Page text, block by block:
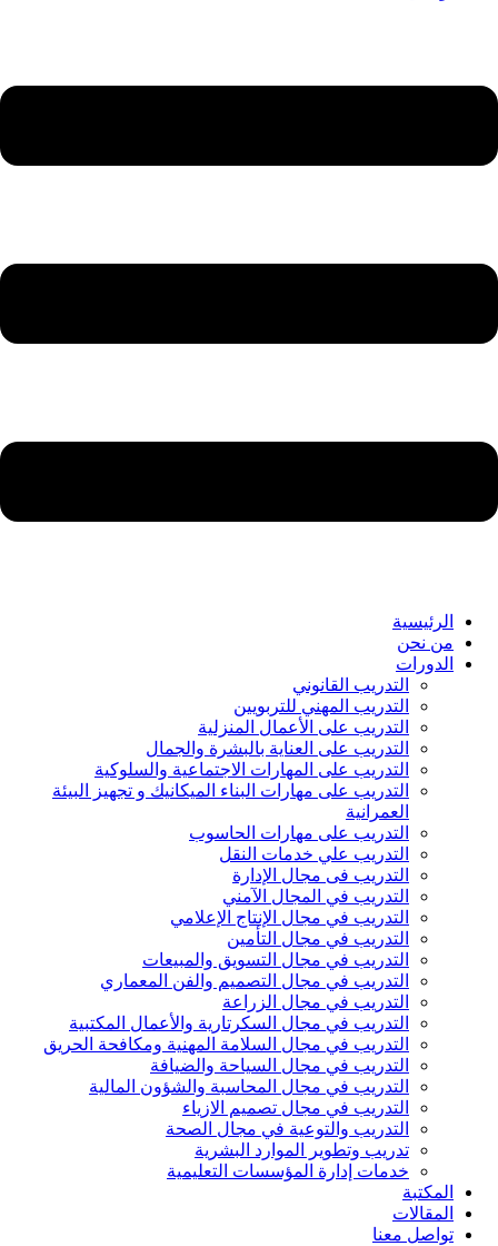
الرئيسية
من نحن
الدورات
التدريب القانوني
التدريب المهني للتربويين
التدريب على الأعمال المنزلية
التدريب على العناية بالبشرة والجمال
التدريب على المهارات الاجتماعية والسلوكية
التدريب على مهارات البناء الميكانيك و تجهيز البيئة
العمرانية
التدريب على مهارات الحاسوب
التدريب علي خدمات النقل
التدريب فى مجال الإدارة
التدريب في المجال الآمني
التدريب في مجال الإنتاج الإعلامي
التدريب في مجال التأمين
التدريب في مجال التسويق والمبيعات
التدريب في مجال التصميم والفن المعماري
التدريب في مجال الزراعة
التدريب في مجال السكرتارية والأعمال المكتبية
التدريب في مجال السلامة المهنية ومكافحة الحريق
التدريب في مجال السياحة والضيافة
التدريب في مجال المحاسبة والشؤون المالية
التدريب في مجال تصميم الازياء
التدريب والتوعية في مجال الصحة
تدريب وتطوير الموارد البشرية
خدمات إدارة المؤسسات التعليمية
المكتبة
المقالات
تواصل معنا